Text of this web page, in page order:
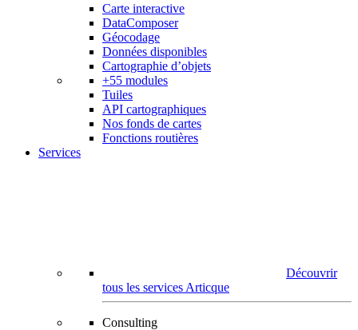
Carte interactive
DataComposer
Géocodage
Données disponibles
Cartographie d’objets
+55 modules
Tuiles
API cartographiques
Nos fonds de cartes
Fonctions routières
Services
Découvrir
tous les services Articque
Consulting